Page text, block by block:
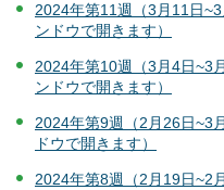
2024年第11週（3月11日
ンドウで開きます）
2024年第10週（3月4日~3
ンドウで開きます）
2024年第9週（2月26日~3
ドウで開きます）
2024年第8週（2月19日~2